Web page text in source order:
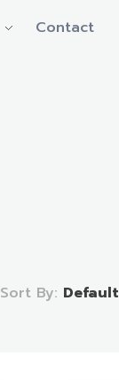
Contact
Sort By: Default